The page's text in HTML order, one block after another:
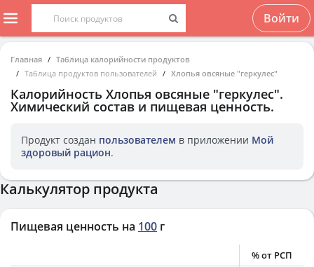
Войти
Главная
Таблица калорийности продуктов
Таблица продуктов пользователей
Хлопья овсяные "геркулес"
Калорийность Хлопья овсяные "геркулес".
Химический состав и пищевая ценность.
Продукт создан пользователем в приложении Мой
здоровый рацион.
Калькулятор продукта
Пищевая ценность на 100 г
% от РСП